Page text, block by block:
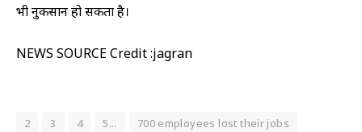
भी नुकसान हो सकता है।
NEWS SOURCE Credit :jagran
2 3 4 5...
700 employees lost their jobs